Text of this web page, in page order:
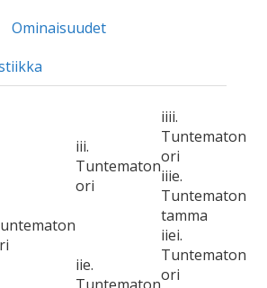
Ominaisuudet
iii.
Tuntematon
ori
iiii.
Tuntematon
ori
iiie.
Tuntematon
tamma
iie.
iiei.
Tuntematon
ori